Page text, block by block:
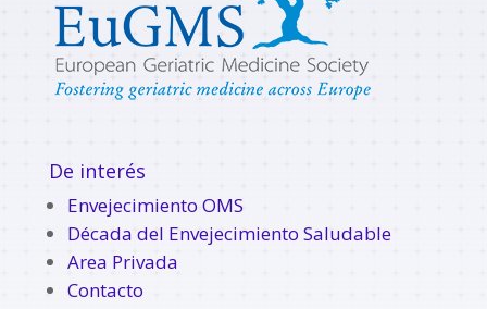
De interés
Envejecimiento OMS
Década del Envejecimiento Saludable
Area Privada
Contacto